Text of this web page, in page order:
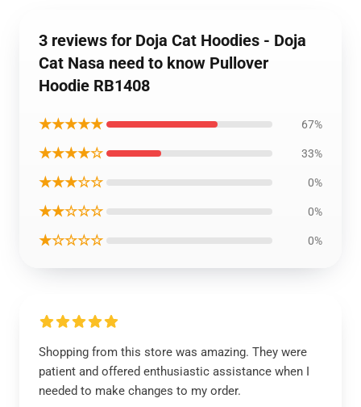
3 reviews for Doja Cat Hoodies - Doja
Cat Nasa need to know Pullover
Hoodie RB1408
★★★★★ 67%
★★★★☆ 33%
★★★☆☆ 0%
★★☆☆☆ 0%
★☆☆☆☆ 0%
Shopping from this store was amazing. They were
patient and offered enthusiastic assistance when I
needed to make changes to my order.